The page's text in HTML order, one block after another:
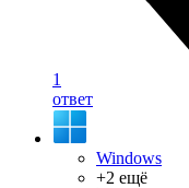
1
ответ
Windows
+2 ещё